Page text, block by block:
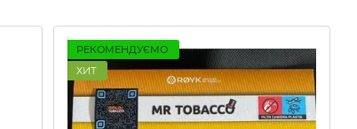
РЕКОМЕНДУЄМО
ХИТ